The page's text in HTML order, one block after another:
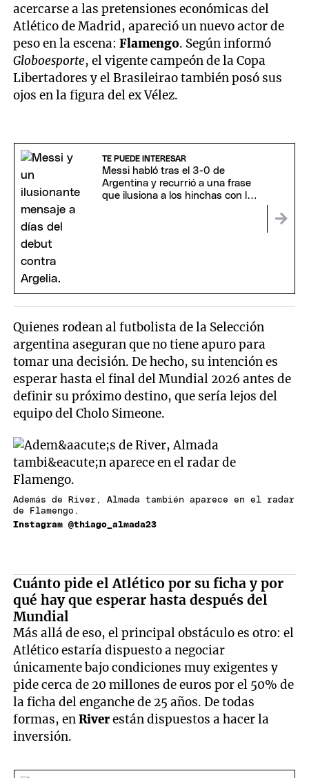
acercarse a las pretensiones económicas del
Atlético de Madrid, apareció un nuevo actor de
peso en la escena:Flamengo. Según informó
Globoesporte, el vigente campeón de la Copa
Libertadores y el Brasileirao también posó sus
ojos en la figura del ex Vélez.
TE PUEDE INTERESAR
Messi habló tras el 3-0 de
Argentina y recurrió a una frase
que ilusiona a los hinchas con la
Quienes rodean al futbolista de la Selección
argentina aseguran que no tiene apuro para
tomar una decisión. De hecho, su intención es
esperar hasta el final del Mundial 2026 antes de
definir su próximo destino, que sería lejos del
equipo del Cholo Simeone.
Además de River, Almada también aparece en el radar
de Flamengo.
Instagram @thiago_almada23
Cuánto pide el Atlético por su ficha y por
qué hay que esperar hasta después del
Mundial
Más allá de eso, el principal obstáculo es otro: el
Atlético estaría dispuesto a negociar
únicamente bajo condiciones muy exigentes y
pide cerca de 20 millones de euros por el 50% de
la ficha del enganche de 25 años. De todas
formas, enRiverestán dispuestos a hacer la
inversión.